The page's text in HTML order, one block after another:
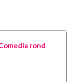
rond